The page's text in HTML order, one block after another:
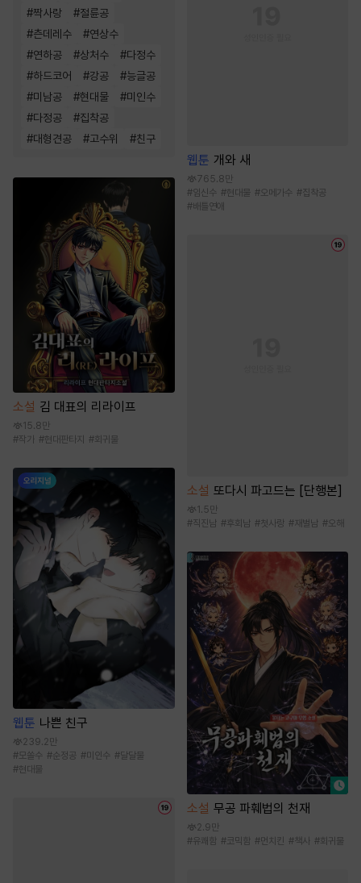
#짝사랑 #절륜공
#츤데레수 #연상수
#연하공 #상처수 #다정수
#하드코어 #강공 #능글공
#미남공 #현대물 #미인수
#다정공 #집착공
#대형견공 #고수위 #친구
소설 김 대표의 리라이프
15.8만
#작가 #현대판타지 #회귀물
웹툰 나쁜 친구
239.2만
#모쏠수 #순정공 #미인수 #달달물
#현대물
웹툰 개와 새
765.8만
#임신수 #현대물 #오메가수 #집착공
#배틀연애
소설 또다시 파고드는 [단행본]
1.5만
#직진남 #후회남 #첫사랑 #재벌남 #오해
소설 무공 파훼법의 천재
2.9만
#유쾌함 #코믹함 #먼치킨 #책사 #회귀물